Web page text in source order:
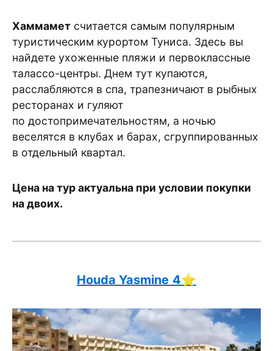
Хаммамет считается самым популярным
туристическим курортом Туниса. Здесь вы
найдете ухоженные пляжи и первоклассные
талассо-центры. Днем тут купаются,
расслабляются в спа, трапезничают в рыбных
ресторанах и гуляют
по достопримечательностям, а ночью
веселятся в клубах и барах, сгруппированных
в отдельный квартал.
Цена на тур актуальна при условии покупки
на двоих.
Houda Yasmine 4⭐️